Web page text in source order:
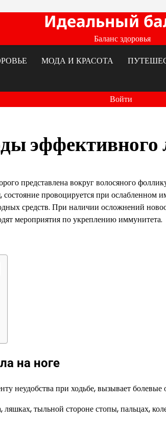
Идеальный
Баланс здоровья
МОДА И КРАСОТА
Войти
эффективного
представлена вокруг волосяного
провоцируется при ослабленном
средств. При наличии осложнений
мероприятия по укреплению иммунитета.
на ноге
неудобства при ходьбе, вызывает
ляшках, тыльной стороне стопы, пальцах,